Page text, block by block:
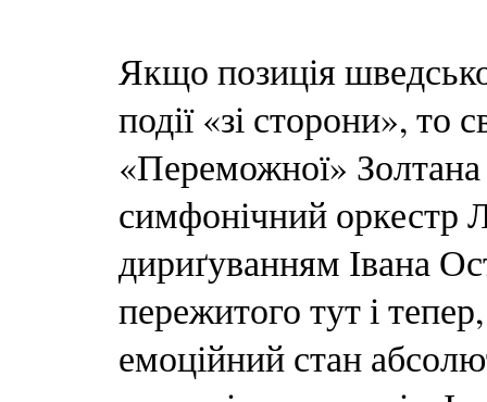
Якщо позиція
події «зі сторони»,
«Переможної»
симфонічний оркестр
дириґуванням Івана
пережитого тут і
емоційний стан